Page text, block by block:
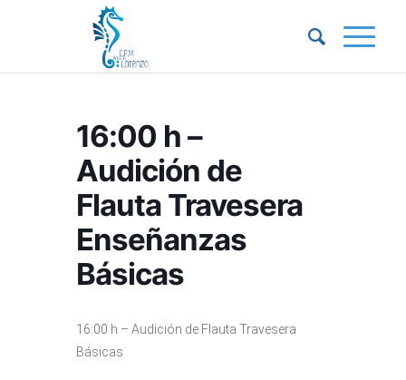
16:00 h –
Audición de
Flauta Travesera
Enseñanzas
Básicas
16:00 h – Audición de Flauta Travesera
Básicas